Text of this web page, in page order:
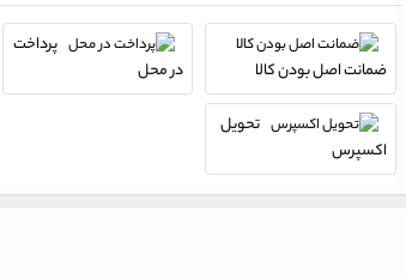
ضمانت اصل بودن کالا
پرداخت
در محل
تحویل
اکسپرس